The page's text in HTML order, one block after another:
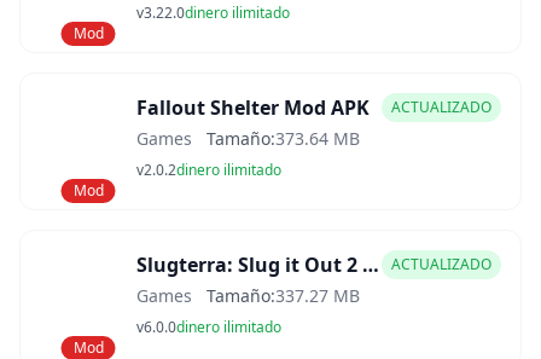
Mod
v3.22.0dinero ilimitado
Mod
Fallout Shelter Mod APK ACTUALIZADO
Games Tamaño:373.64 MB
v2.0.2dinero ilimitado
Mod
Slugterra: Slug it Out 2 Mod APK ACTUALIZADO
Games Tamaño:337.27 MB
v6.0.0dinero ilimitado